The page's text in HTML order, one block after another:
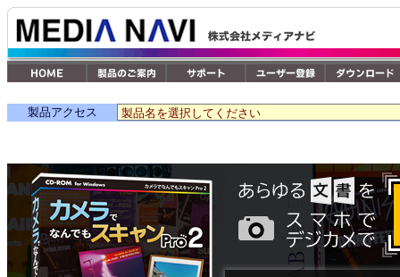
製品アクセス